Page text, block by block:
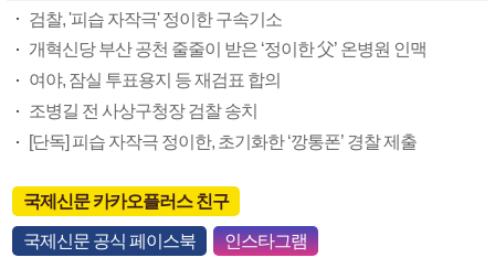
검찰, '피습 자작극' 정이한 구속기소
개혁신당 부산 공천 줄줄이 받은 ‘정이한 父’ 온병원 인맥
여야, 잠실 투표용지 등 재검표 합의
조병길 전 사상구청장 검찰 송치
[단독] 피습 자작극 정이한, 초기화한 ‘깡통폰’ 경찰 제출
국제신문 카카오플러스 친구
국제신문 공식 페이스북 인스타그램